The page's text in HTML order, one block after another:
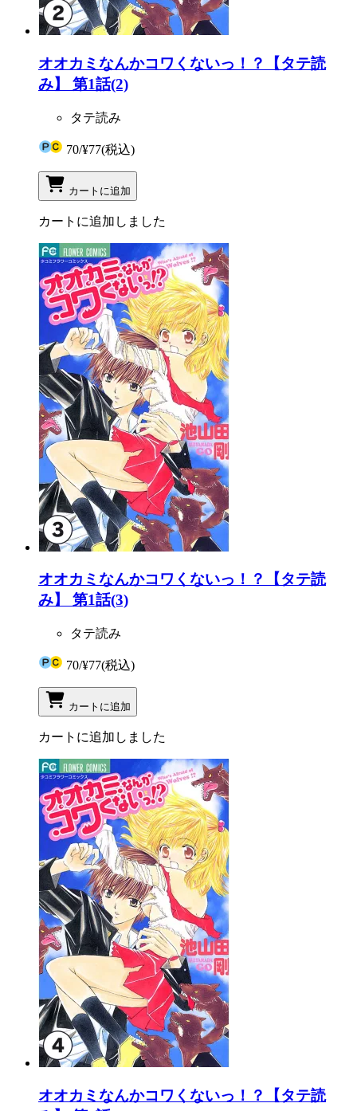
オオカミなんかコワくないっ！？【タテ読
み】 第1話(2)
タテ読み
70/¥77(税込)
カートに追加
カートに追加しました
オオカミなんかコワくないっ！？【タテ読
み】 第1話(3)
タテ読み
70/¥77(税込)
カートに追加
カートに追加しました
オオカミなんかコワくないっ！？【タテ読